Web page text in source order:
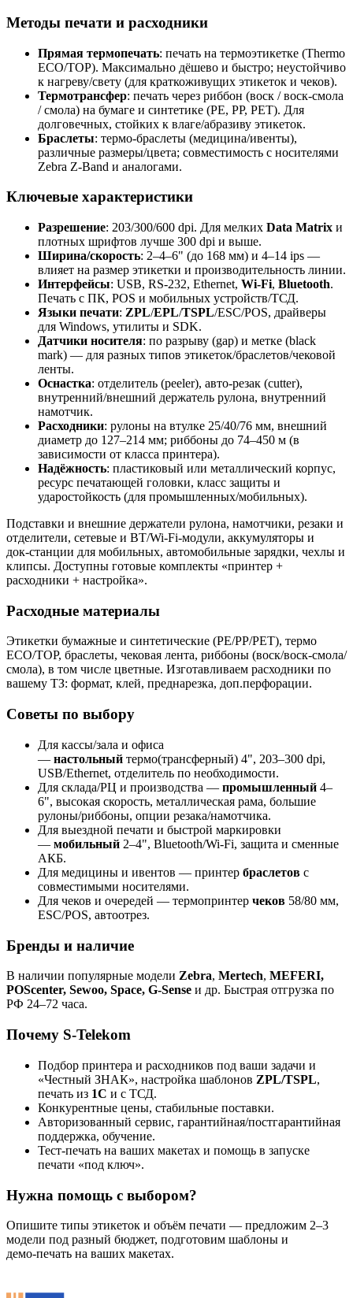
Методы печати и расходники
Прямая термопечать: печать на термоэтикетке (Thermo
ECO/TOP). Максимально дёшево и быстро; неустойчиво
к нагреву/свету (для краткоживущих этикеток и чеков).
Термотрансфер: печать через риббон (воск / воск‑смола
/ смола) на бумаге и синтетике (PE, PP, PET). Для
долговечных, стойких к влаге/абразиву этикеток.
Браслеты: термо‑браслеты (медицина/ивенты),
различные размеры/цвета; совместимость с носителями
Zebra Z‑Band и аналогами.
Ключевые характеристики
Разрешение: 203/300/600 dpi. Для мелких Data Matrix и
плотных шрифтов лучше 300 dpi и выше.
Ширина/скорость: 2–4–6" (до 168 мм) и 4–14 ips —
влияет на размер этикетки и производительность линии.
Интерфейсы: USB, RS‑232, Ethernet, Wi‑Fi, Bluetooth.
Печать с ПК, POS и мобильных устройств/ТСД.
Языки печати: ZPL/EPL/TSPL/ESC/POS, драйверы
для Windows, утилиты и SDK.
Датчики носителя: по разрыву (gap) и метке (black
mark) — для разных типов этикеток/браслетов/чековой
ленты.
Оснастка: отделитель (peeler), авто‑резак (cutter),
внутренний/внешний держатель рулона, внутренний
намотчик.
Расходники: рулоны на втулке 25/40/76 мм, внешний
диаметр до 127–214 мм; риббоны до 74–450 м (в
зависимости от класса принтера).
Надёжность: пластиковый или металлический корпус,
ресурс печатающей головки, класс защиты и
ударостойкость (для промышленных/мобильных).
Подставки и внешние держатели рулона, намотчики, резаки и
отделители, сетевые и BT/Wi‑Fi‑модули, аккумуляторы и
док‑станции для мобильных, автомобильные зарядки, чехлы и
клипсы. Доступны готовые комплекты «принтер +
расходники + настройка».
Расходные материалы
Этикетки бумажные и синтетические (PE/PP/PET), термо
ECO/TOP, браслеты, чековая лента, риббоны (воск/воск‑смола/
смола), в том числе цветные. Изготавливаем расходники по
вашему ТЗ: формат, клей, преднарезка, доп.перфорации.
Советы по выбору
Для кассы/зала и офиса
— настольный термо(трансферный) 4", 203–300 dpi,
USB/Ethernet, отделитель по необходимости.
Для склада/РЦ и производства — промышленный 4–
6", высокая скорость, металлическая рама, большие
рулоны/риббоны, опции резака/намотчика.
Для выездной печати и быстрой маркировки
— мобильный 2–4", Bluetooth/Wi‑Fi, защита и сменные
АКБ.
Для медицины и ивентов — принтер браслетов с
совместимыми носителями.
Для чеков и очередей — термопринтер чеков 58/80 мм,
ESC/POS, автоотрез.
Бренды и наличие
В наличии популярные модели Zebra, Mertech, MEFERI,
POScenter, Sewoo, Space, G-Sense и др. Быстрая отгрузка по
РФ 24–72 часа.
Почему S‑Telekom
Подбор принтера и расходников под ваши задачи и
«Честный ЗНАК», настройка шаблонов ZPL/TSPL,
печать из 1С и с ТСД.
Конкурентные цены, стабильные поставки.
Авторизованный сервис, гарантийная/постгарантийная
поддержка, обучение.
Тест‑печать на ваших макетах и помощь в запуске
печати «под ключ».
Нужна помощь с выбором?
Опишите типы этикеток и объём печати — предложим 2–3
модели под разный бюджет, подготовим шаблоны и
демо‑печать на ваших макетах.